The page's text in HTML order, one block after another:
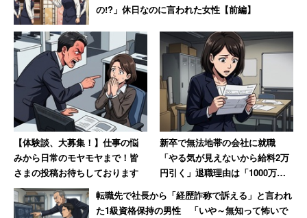
の!?」休日なのに言われた女性【前編】
【体験談、大募集！】仕事の悩
みから日常のモヤモヤまで！皆
さまの投稿お待ちしております
新卒で無法地帯の会社に就職
「やる気が見えないから給料2万
円引く」退職理由は「1000万円
売り上げてボーナス6万円」だっ
た女性【後編】
転職先で社長から「経歴詐称で訴える」と言われ
た1級資格保持の男性 「いや～無知って怖いで